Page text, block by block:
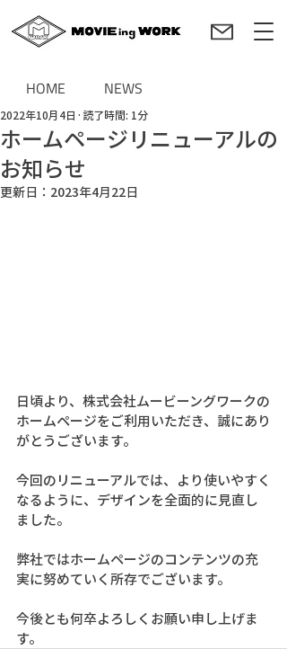
HOME NEWS
ホームページリニューアルの
お知らせ
2022年10月4日 読了時間: 1分
更新日： 2023年4月22日
日頃より、株式会社ムービーングワークの
ホームページをご利用いただき、誠にあり
がとうございます。
今回のリニューアルでは、より使いやすく
なるように、デザインを全面的に見直し
ました。
弊社ではホームページのコンテンツの充
実に努めていく所存でございます。
今後とも何卒よろしくお願い申し上げま
す。